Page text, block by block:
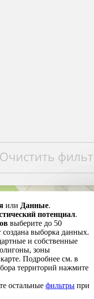
или Данные.
потенциал.
выберите до 50
создана выборка данных.
и собственные
зоны
Подробнее см. в
территорий нажмите
остальные фильтры при